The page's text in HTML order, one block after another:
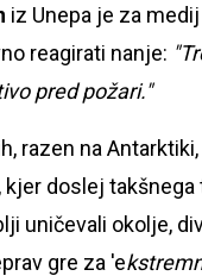
iz Unepa je za
reagirati nanje:
pred požari."
razen na
doslej
uničevali okolje,
gre za 'e